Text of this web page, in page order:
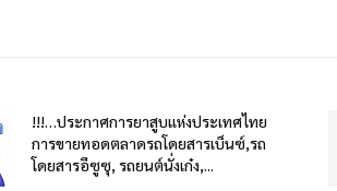
!!!…ประกาศการยาสูบแห่งประเทศไทย
การขายทอดตลาดรถโดยสารเบ็นซ์,รถ
โดยสารอีซูซุ, รถยนต์นั่งเก๋ง,...